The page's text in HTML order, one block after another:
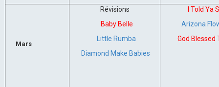
Mars
Révisions
Baby Belle
Little Rumba
Diamond Make Babies
I Told Ya
Arizona
God Blessed